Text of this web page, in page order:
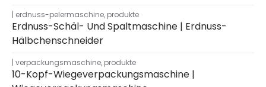
erdnuss-pelermaschine, produkte
Erdnuss-Schäl- Und Spaltmaschine | Erdnuss-
Hälbchenschneider
verpackungsmaschine, produkte
10-Kopf-Wiegeverpackungsmaschine |